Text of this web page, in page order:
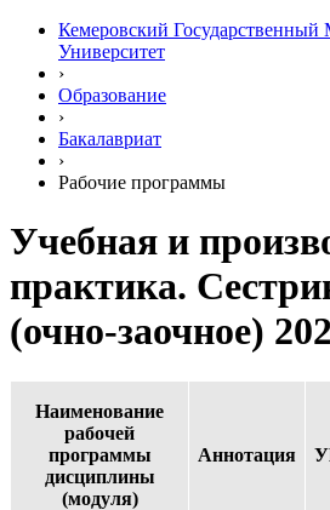
Кемеровский
Университет
›
Образование
›
Бакалавриат
›
Рабочие программы
Учебная и
практика.
(очно-заочное)
Наименование
рабочей
программы
дисциплины
(модуля)
Аннотация